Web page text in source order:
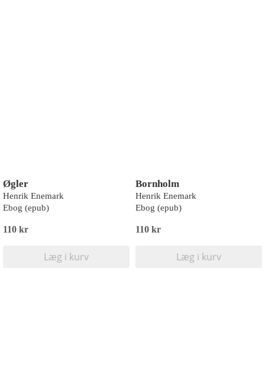
Øgler
Henrik Enemark
Ebog (epub)
110 kr
Læg i kurv
Bornholm
Henrik Enemark
Ebog (epub)
110 kr
Læg i kurv